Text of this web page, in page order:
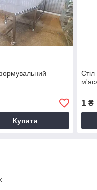
Купити
1 ₴